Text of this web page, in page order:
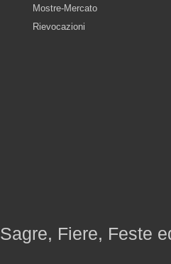
Mostre-Mercato
Rievocazioni
Sagre, Fiere, Feste